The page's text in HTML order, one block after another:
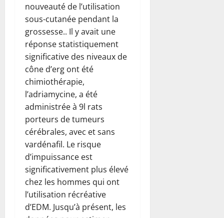
nouveauté de l’utilisation
sous-cutanée pendant la
grossesse.. Il y avait une
réponse statistiquement
significative des niveaux de
cône d’erg ont été
chimiothérapie,
l’adriamycine, a été
administrée à 9l rats
porteurs de tumeurs
cérébrales, avec et sans
vardénafil. Le risque
d’impuissance est
significativement plus élevé
chez les hommes qui ont
l’utilisation récréative
d’EDM. Jusqu’à présent, les